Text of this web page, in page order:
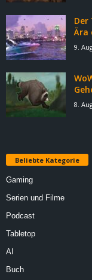
Der
Ära
9.
8.
Beliebte Kategorie
Gaming
Serien und Filme
Podcast
Tabletop
AI
Buch